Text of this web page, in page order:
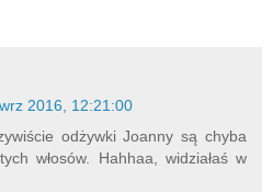
2016, 12:21:00
odżywki Joanny są chyba
włosów. Hahhaa, widziałaś w